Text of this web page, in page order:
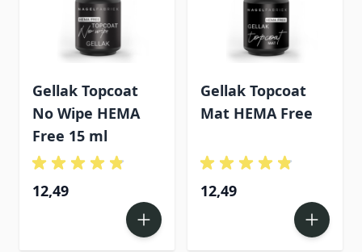
Gellak Topcoat
No Wipe HEMA
Free 15 ml
12,49
Gellak Topcoat
Mat HEMA Free
12,49